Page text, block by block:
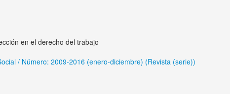
en el derecho del trabajo
/ Número: 2009-2016 (enero-diciembre) (Revista (serie))